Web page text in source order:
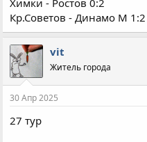
Химки - Ростов 0:2
Кр.Советов - Динамо М 1:2
vit
Житель города
30 Апр 2025
27 тур